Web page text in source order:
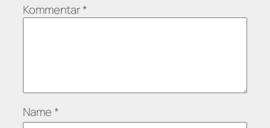
Kommentar*
Name *